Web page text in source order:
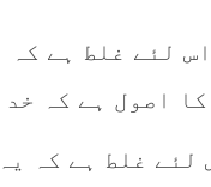
لئے غلط ہے کہ
اصول ہے کہ
غلط ہے کہ